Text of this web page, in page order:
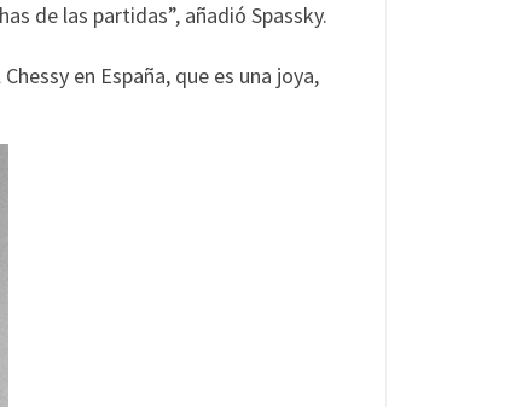
de las partidas”, añadió Spassky.
en España, que es una joya,